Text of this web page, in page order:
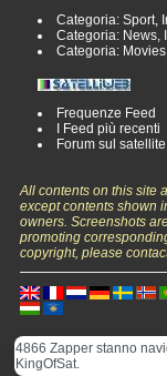
Categoria: Sport,
Categoria: News,
Categoria:
Frequenze Feed
I Feed più recenti
Forum sul satellite
All contents on this site
except contents shown
owners. Screenshots
promoting
copyright, please
4866 Zapper stanno
KingOfSat.